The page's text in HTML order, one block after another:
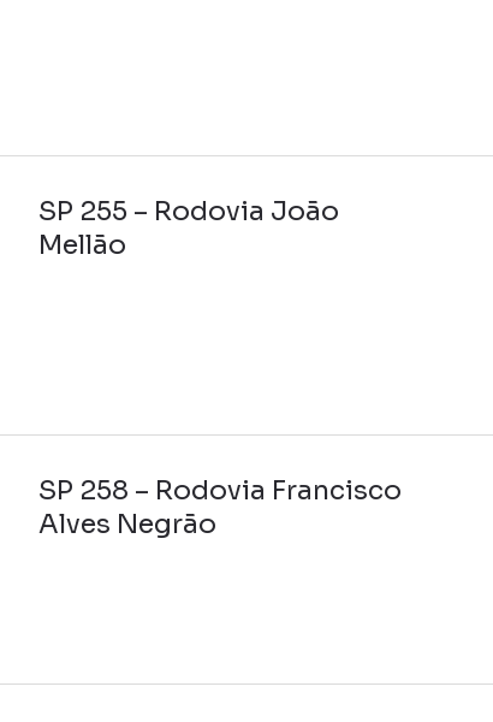
SP 255 – Rodovia João
Mellão
SP 258 – Rodovia Francisco
Alves Negrão